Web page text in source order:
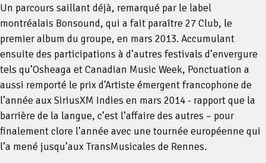
Un parcours saillant déjà, remarqué par le label
montréalais Bonsound, qui a fait paraître 27 Club, le
premier album du groupe, en mars 2013. Accumulant
ensuite des participations à d’autres festivals d’envergure
tels qu’Osheaga et Canadian Music Week, Ponctuation a
aussi remporté le prix d’Artiste émergent francophone de
l’année aux SiriusXM Indies en mars 2014 - rapport que la
barrière de la langue, c’est l’affaire des autres – pour
finalement clore l’année avec une tournée européenne qui
l’a mené jusqu’aux TransMusicales de Rennes.